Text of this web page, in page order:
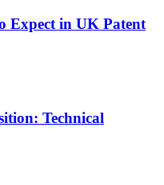
Expect in UK Patent
Technical